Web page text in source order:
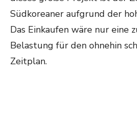
Südkoreaner aufgrund der
Das Einkaufen wäre nur eine
Belastung für den ohnehin
Zeitplan.